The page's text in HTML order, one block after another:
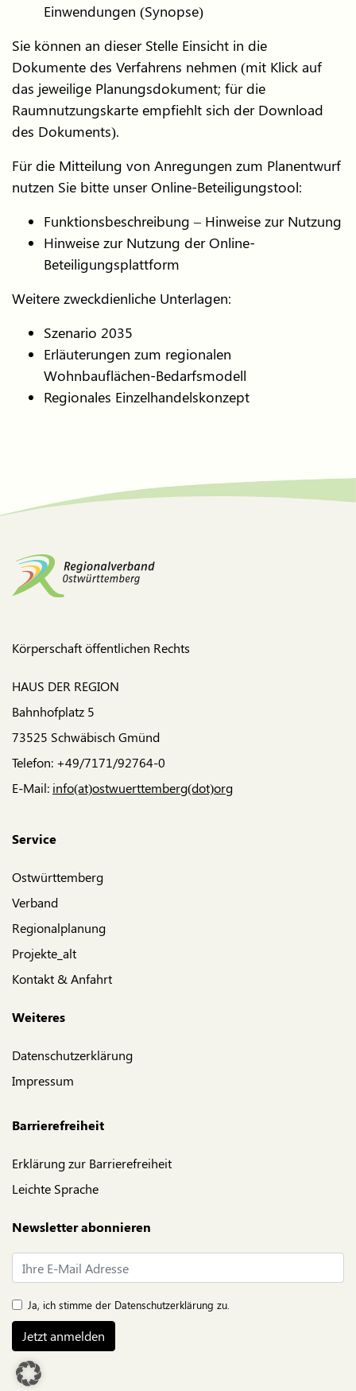
Einwendungen (Synopse)
Sie können an dieser Stelle Einsicht in die
Dokumente des Verfahrens nehmen (mit Klick auf
das jeweilige Planungsdokument; für die
Raumnutzungskarte empfiehlt sich der Download
des Dokuments).
Für die Mitteilung von Anregungen zum Planentwurf
nutzen Sie bitte unserOnline-Beteiligungstool:
Funktionsbeschreibung – Hinweise zur Nutzung
Hinweise zur Nutzung der Online-
Beteiligungsplattform
Weitere zweckdienliche Unterlagen:
Szenario 2035
Erläuterungen zum regionalen
Wohnbauflächen-Bedarfsmodell
Regionales Einzelhandelskonzept
Körperschaft öffentlichen Rechts
HAUS DER REGION
Bahnhofplatz 5
73525 Schwäbisch Gmünd
Telefon: +49/7171/92764-0
E-Mail: info(at)ostwuerttemberg(dot)org
Service
Ostwürttemberg
Verband
Regionalplanung
Projekte_alt
Kontakt & Anfahrt
Weiteres
Datenschutzerklärung
Impressum
Barrierefreiheit
Erklärung zur Barrierefreiheit
Leichte Sprache
Newsletter abonnieren
E-Mail*
Ja, ich stimme der Datenschutzerklärung zu.
Jetzt anmelden